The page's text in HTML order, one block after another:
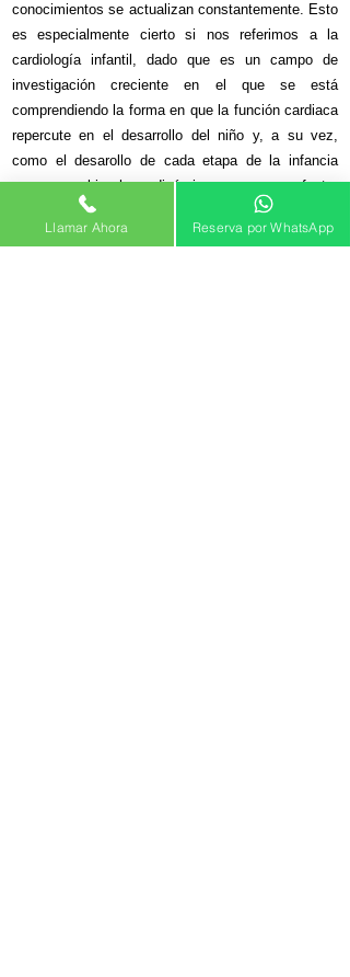
conocimientos se actualizan constantemente. Esto
es especialmente cierto si nos referimos a la
cardiología infantil, dado que es un campo de
investigación creciente en el que se está
comprendiendo la forma en que la función cardiaca
repercute en el desarrollo del niño y, a su vez,
como el desarollo de cada etapa de la infancia
genera cambios hemodinámicos que van a afectar
la función cardiaca. Es por esto que la atención de
niños con problemas cardiológicos la debe realizar
Llamar Ahora Reserva por WhatsApp